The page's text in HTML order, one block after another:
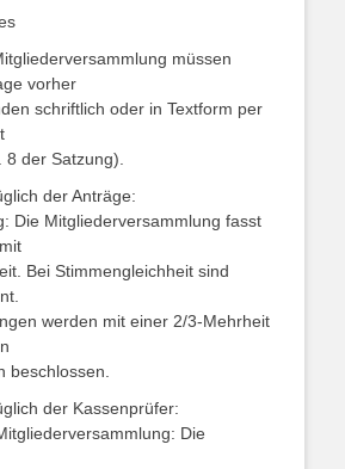
müssen
vorher
schriftlich oder in Textform per
der Satzung).
der Anträge:
Die Mitgliederversammlung fasst
Bei Stimmengleichheit sind
werden mit einer 2/3-Mehrheit
beschlossen.
der Kassenprüfer:
Die